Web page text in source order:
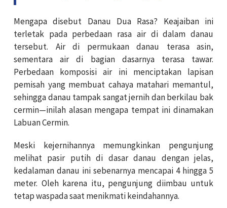
Mengapa disebut Danau Dua Rasa? Keajaiban ini
terletak pada perbedaan rasa air di dalam danau
tersebut. Air di permukaan danau terasa asin,
sementara air di bagian dasarnya terasa tawar.
Perbedaan komposisi air ini menciptakan lapisan
pemisah yang membuat cahaya matahari memantul,
sehingga danau tampak sangat jernih dan berkilau bak
cermin—inilah alasan mengapa tempat ini dinamakan
Labuan Cermin.
Meski kejernihannya memungkinkan pengunjung
melihat pasir putih di dasar danau dengan jelas,
kedalaman danau ini sebenarnya mencapai 4 hingga 5
meter. Oleh karena itu, pengunjung diimbau untuk
tetap waspada saat menikmati keindahannya.